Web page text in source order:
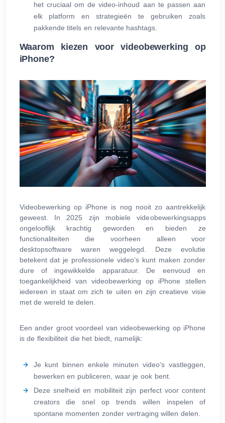
het cruciaal om de video-inhoud aan te passen aan
elk platform en strategieën te gebruiken zoals
pakkende titels en relevante hashtags.
Waarom kiezen voor videobewerking op
iPhone?
Videobewerking op iPhone is nog nooit zo aantrekkelijk
geweest. In 2025 zijn mobiele videobewerkingsapps
ongelooflijk krachtig geworden en bieden ze
functionaliteiten die voorheen alleen voor
desktopsoftware waren weggelegd. Deze evolutie
betekent dat je professionele video's kunt maken zonder
dure of ingewikkelde apparatuur. De eenvoud en
toegankelijkheid van videobewerking op iPhone stellen
iedereen in staat om zich te uiten en zijn creatieve visie
met de wereld te delen.
Een ander groot voordeel van videobewerking op iPhone
is de flexibiliteit die het biedt, namelijk:
Je kunt binnen enkele minuten video's vastleggen,
bewerken en publiceren, waar je ook bent.
Deze snelheid en mobiliteit zijn perfect voor content
creators die snel op trends willen inspelen of
spontane momenten zonder vertraging willen delen.